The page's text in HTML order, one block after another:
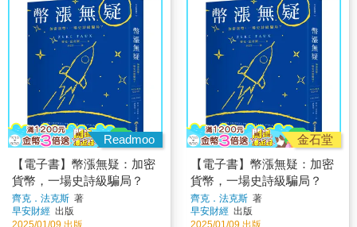
Readmoo
【電子書】幣漲無疑：加密
貨幣，一場史詩級騙局？
齊克．法克斯 著
早安財經 出版
2025/01/09 出版
金石堂
【電子書】幣漲無疑：加密
貨幣，一場史詩級騙局？
齊克．法克斯 著
早安財經 出版
2025/01/09 出版